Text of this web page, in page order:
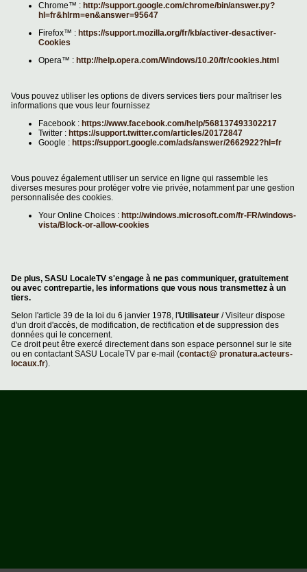
Chrome™ : http://support.google.com/chrome/bin/answer.py?
hl=fr&hlrm=en&answer=95647
Firefox™ : https://support.mozilla.org/fr/kb/activer-desactiver-
Cookies
Opera™ : http://help.opera.com/Windows/10.20/fr/cookies.html
Vous pouvez utiliser les options de divers services tiers pour maîtriser les
informations que vous leur fournissez
Facebook : https://www.facebook.com/help/568137493302217
Twitter : https://support.twitter.com/articles/20172847
Google : https://support.google.com/ads/answer/2662922?hl=fr
Vous pouvez également utiliser un service en ligne qui rassemble les
diverses mesures pour protéger votre vie privée, notamment par une gestion
personnalisée des cookies.
Your Online Choices : http://windows.microsoft.com/fr-FR/windows-
vista/Block-or-allow-cookies
De plus, SASU LocaleTV s'engage à ne pas communiquer, gratuitement
ou avec contrepartie, les informations que vous nous transmettez à un
tiers.
Selon l'article 39 de la loi du 6 janvier 1978, l'Utilisateur / Visiteur dispose
d'un droit d'accès, de modification, de rectification et de suppression des
données qui le concernent.
Ce droit peut être exercé directement dans son espace personnel sur le site
ou en contactant SASU LocaleTV par e-mail (contact@ pronatura.acteurs-
locaux.fr).